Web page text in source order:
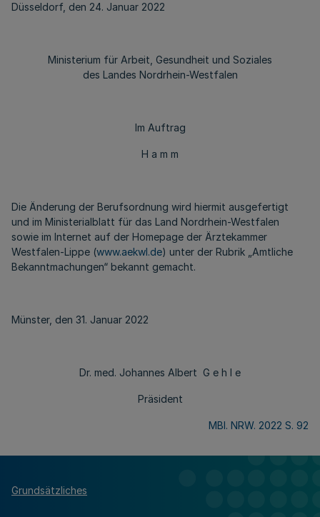
Düsseldorf, den 24. Januar 2022
Ministerium für Arbeit, Gesundheit und Soziales
des Landes Nordrhein-Westfalen
Im Auftrag
H a m m
Die Änderung der Berufsordnung wird hiermit ausgefertigt
und im Ministerialblatt für das Land Nordrhein-Westfalen
sowie im Internet auf der Homepage der Ärztekammer
Westfalen-Lippe (www.aekwl.de) unter der Rubrik „Amtliche
Bekanntmachungen“ bekannt gemacht.
Münster, den 31. Januar 2022
Dr. med. Johannes Albert G e h l e
Präsident
MBl. NRW. 2022 S. 92
Grundsätzliches